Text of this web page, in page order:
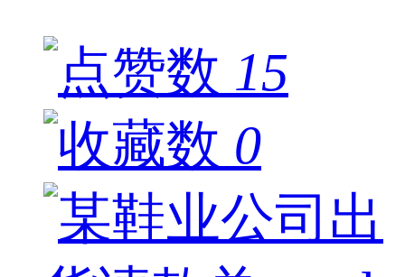
15
0